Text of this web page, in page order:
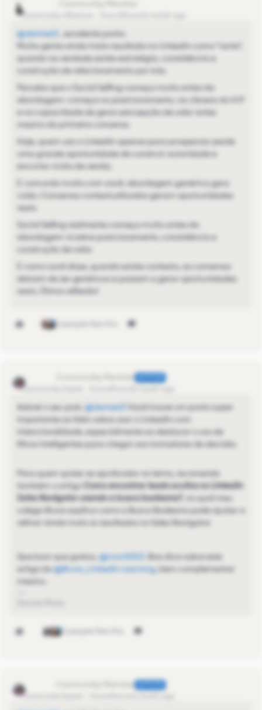
mari2023
Community Influencer
@denise13
, excelente ponto.
Muita gente ainda trata resultado no LinkedIn como “sorte”,
quando na verdade existe estratégia, consistência e
construção de relacionamento por trás.
Percebo que o Social Selling começa muito antes da
abordagem: começa no posicionamento, na clareza do ICP
e na capacidade de gerar percepção de valor antes
mesmo da primeira conversa.
Hoje, quem usa o LinkedIn apenas para prospectar perde
uma grande oportunidade de construir autoridade e
encurtar ciclos de venda.
E concordo muito com você: abordagem genérica gera
ruído. Conversas contextualizadas geram oportunidades
reais.
Social Selling realmente começa muito antes da
abordagem: é sobre posicionamento, consistência e
construção de valor.
E como você disse, quando existe contexto, as conversas
deixam de ser genéricas e passam a gerar oportunidades
reais. Ótima reflexão!
2 people like this
denise13 AUTHOR
Community Expert
Adorei o seu post, ​@denise13
Você trouxe um ponto super
importante ao falar sobre usar o LinkedIn com
intencionalidade, especialmente ao destacar o uso de
filtros inteligentes para chegar aos tomadores de decisão.
Para quem quiser se aprofundar no tema, recomendo
também o artigo
Como encontrar leads ocultos no LinkedIn
Sales Navigator usando a busca booleana?
, no qual meu
colega Bruno explica como a Busca Booleana pode ajudar a
refinar ainda mais os resultados no Sales Navigator.
Que bom que gostou, ​@mari2023
. Boa dica sobre este
artigo do ​@Bruno_LinkedIn Learning, bem complementar
mesmo.
3 people like this
denise13 AUTHOR
Community Expert